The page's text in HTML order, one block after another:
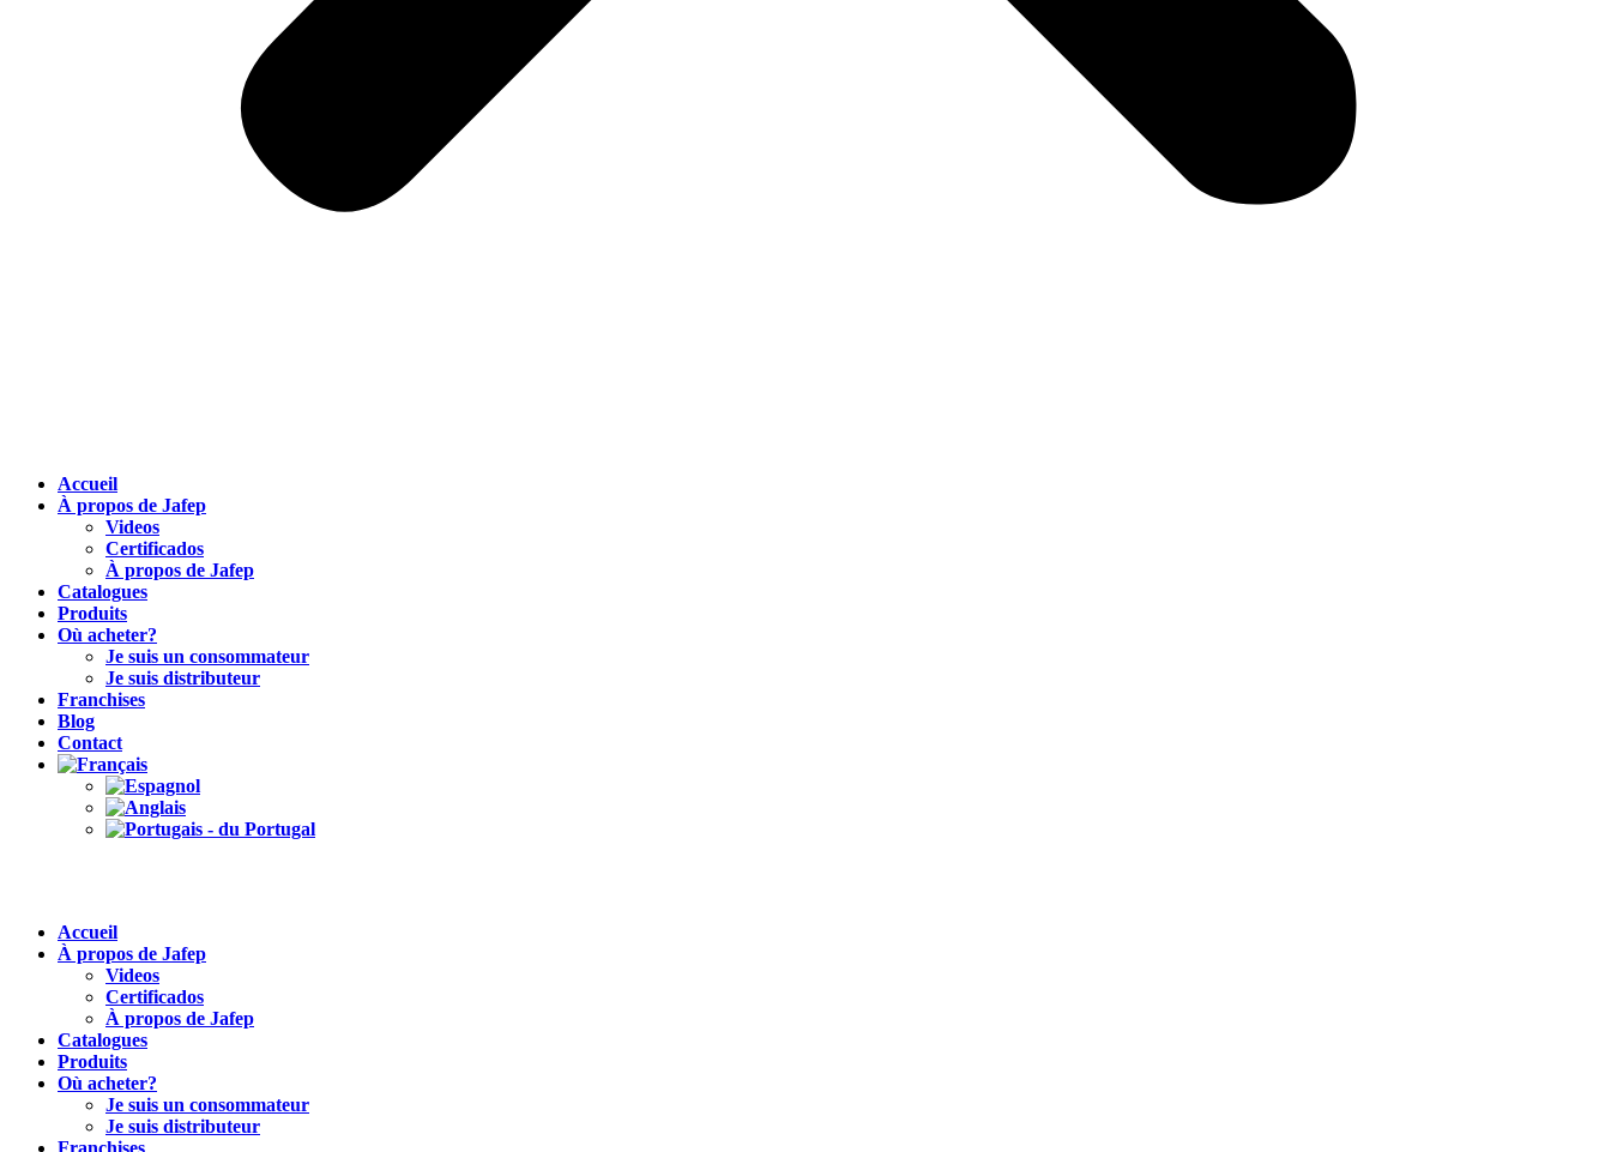
Accueil
À propos de Jafep
Videos
Certificados
À propos de Jafep
Catalogues
Produits
Où acheter?
Je suis un consommateur
Je suis distributeur
Franchises
Blog
Contact
Accueil
À propos de Jafep
Videos
Certificados
À propos de Jafep
Catalogues
Produits
Où acheter?
Je suis un consommateur
Je suis distributeur
Franchises